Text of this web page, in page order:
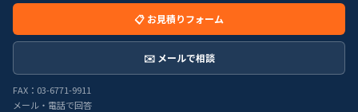
📋 お見積りフォーム
✉️ メールで相談
FAX：03-6771-9911
メール・電話で回答